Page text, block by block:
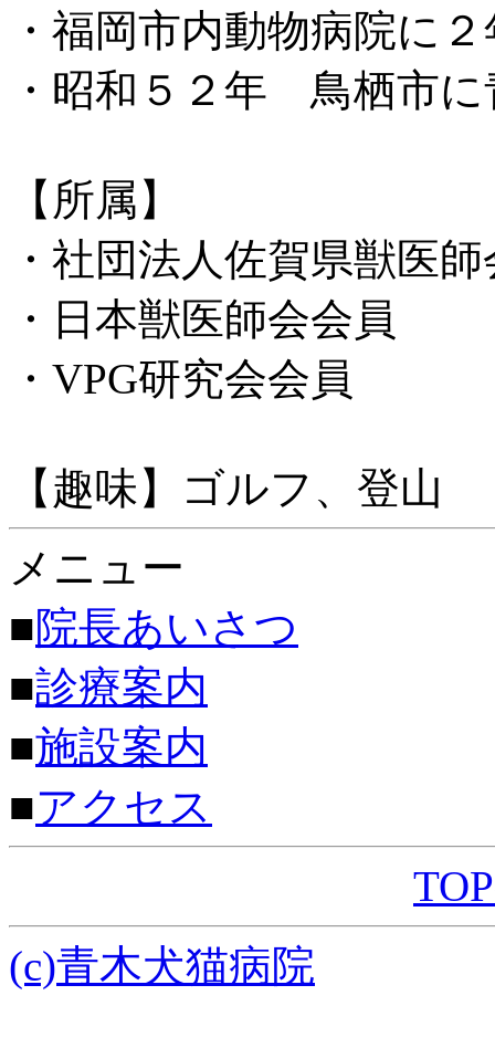
・福岡市内動物病院に
・昭和５２年 鳥栖市
【所属】
・社団法人佐賀県獣医
・日本獣医師会会員
・VPG研究会会員
【趣味】ゴルフ、登山
メニュー
■院長あいさつ
■診療案内
■施設案内
■アクセス
(c)青木犬猫病院